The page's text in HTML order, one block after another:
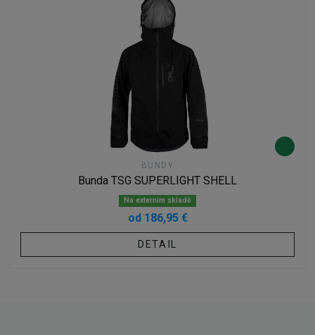
BUNDY
Bunda TSG SUPERLIGHT SHELL
Na externím skladě
od 186,95 €
DETAIL